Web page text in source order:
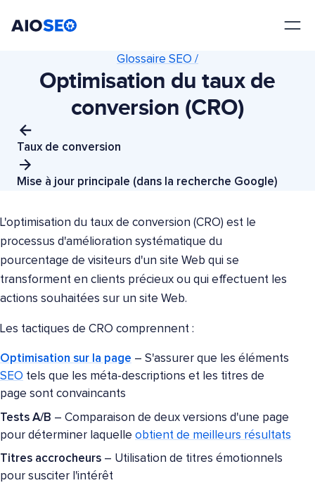
Taux de conversion
Glossaire SEO /
Optimisation du taux de
conversion (CRO)
Mise à jour principale (dans la recherche Google)
L'optimisation du taux de conversion (CRO) est le
processus d'amélioration systématique du
pourcentage de visiteurs d'un site Web qui se
transforment en clients précieux ou qui effectuent les
actions souhaitées sur un site Web.
Les tactiques de CRO comprennent :
Optimisation sur la page – S'assurer que les éléments
SEO tels que les méta-descriptions et les titres de
page sont convaincants
Tests A/B – Comparaison de deux versions d'une page
pour déterminer laquelle obtient de meilleurs résultats
Titres accrocheurs – Utilisation de titres émotionnels
pour susciter l'intérêt